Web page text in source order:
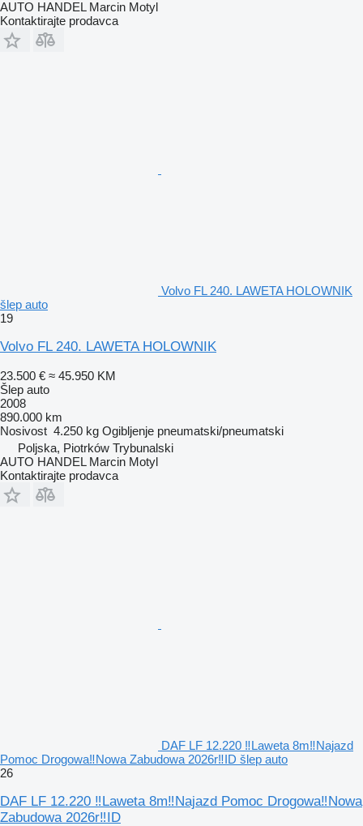
AUTO HANDEL Marcin Motyl
Kontaktirajte prodavca
Volvo FL 240. LAWETA HOLOWNIK
šlep auto
19
Volvo FL 240. LAWETA HOLOWNIK
23.500 € ≈ 45.950 KM
Šlep auto
2008
890.000 km
Nosivost 4.250 kg Ogibljenje pneumatski/pneumatski
Poljska, Piotrków Trybunalski
AUTO HANDEL Marcin Motyl
Kontaktirajte prodavca
DAF LF 12.220 ‼Laweta 8m‼Najazd
Pomoc Drogowa‼Nowa Zabudowa 2026r‼ID šlep auto
26
DAF LF 12.220 ‼Laweta 8m‼Najazd Pomoc Drogowa‼Nowa
Zabudowa 2026r‼ID